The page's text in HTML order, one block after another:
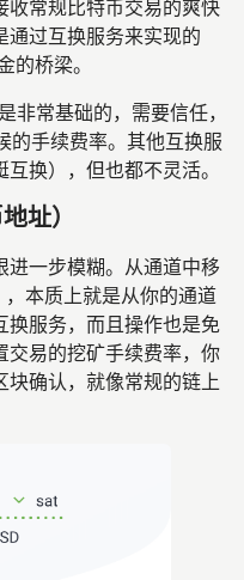
收常规比特币交易的爽快
通过互换服务来实现的
桥梁。
常基础的，需要信任，
手续费率。其他互换服
换），但也都不灵活。
址）
进一步模糊。从通道中移
本质上就是从你的通道
换服务，而且操作也是免
交易的挖矿手续费率，你
块确认，就像常规的链上